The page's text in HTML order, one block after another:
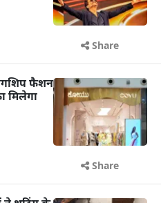
Share
फैशन
मिलेगा
Share